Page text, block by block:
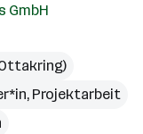
GmbH
Projektarbeit